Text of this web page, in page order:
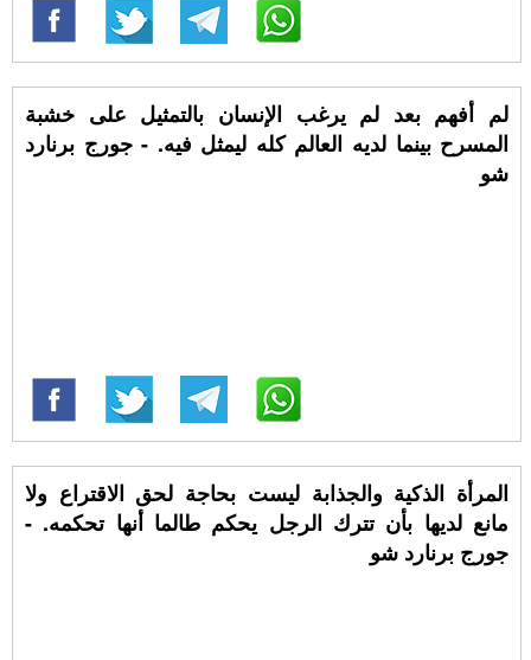
لم أفهم بعد لم يرغب الإنسان بالتمثيل على خشبة
المسرح بينما لديه العالم كله ليمثل فيه. - جورج برنارد
شو
المرأة الذكية والجذابة ليست بحاجة لحق الاقتراع ولا
مانع لديها بأن تترك الرجل يحكم طالما أنها تحكمه. -
جورج برنارد شو